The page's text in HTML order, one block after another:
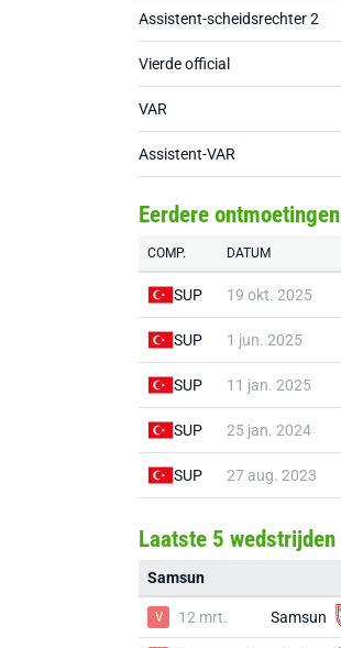
Assistent-scheidsrechter 2
Vierde official
VAR
Assistent-VAR
Eerdere ontmoetingen
COMP. DATUM
SUP 19 okt. 2025
SUP 1 jun. 2025
SUP 11 jan. 2025
SUP 25 jan. 2024
SUP 27 aug. 2023
Laatste 5 wedstrijden
Samsun
V 12 mrt. Samsun